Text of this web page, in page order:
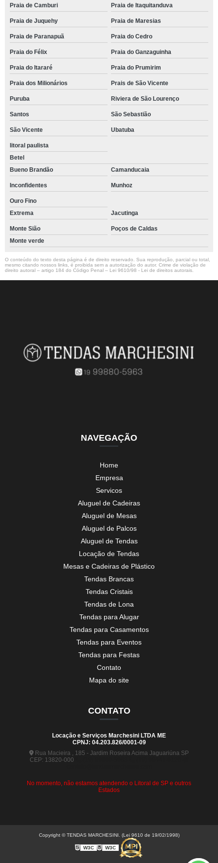
Praia de Camburi Praia de Itaquitanduva
Praia de Juquehy Praia de Maresias
Praia de Paranapuã Praia do Cedro
Praia do Félix Praia do Ganzaguinha
Praia do Itararé Praia do Prumirim
Praia dos Milionários Prais de São Vicente
Puruba Riviera de São Lourenço
Santos São Sebastião
São Vicente Ubatuba
litoral paulista
Betel
Bueno Brandão
Camanducaia
Inconfidentes Munhoz
Ouro Fino
Extrema
Jacutinga
Monte Sião
Poços de Caldas
Monte verde
O conteúdo do texto desta página é de direito reservado. Sua reprodução, parcial ou total,
mesmo citando nossos links, é proibida sem a autorização do autor. Crime de violação de
direito autoral – artigo 184 do Código Penal – Lei 9610/98 - Lei de direitos autorais
NAVEGAÇÃO
Home
Empresa
Servicos
Aluguel de Cadeiras
Aluguel de Mesas
Aluguel de Palcos
Aluguel de Tendas
Locação de Tendas
Mesas e Cadeiras de Plástico
Tendas Brancas
Tendas Cristais
Tendas de Lona
Tendas para Alugar
Tendas para Casamentos
Tendas para Eventos
Tendas para Festas
Contato
Mapa do site
CONTATO
Locação e Serviços Marchesini LTDA ME
CPNJ: 04.203.826/0001-09
Rua Macieira , 185 - Jardim Roseira Acima Jaguariúna SP
CEP: 13820-000
No momento, não estamos atendendo o Litoral de SP e outros
Estados
Copyright © TENDAS MARCHESINI. (Lei 9610 de 19/02/1998)
W3C W3C